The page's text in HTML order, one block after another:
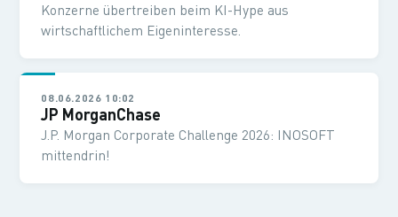
Konzerne übertreiben beim KI-Hype aus
wirtschaftlichem Eigeninteresse.
08.06.2026 10:02
JP MorganChase
J.P. Morgan Corporate Challenge 2026: INOSOFT
mittendrin!